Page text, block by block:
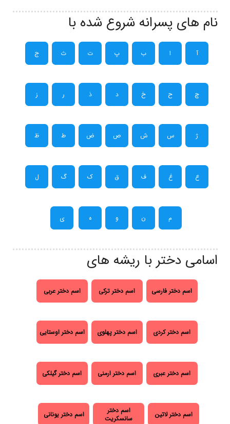
نام های پسرانه شروع شده با
آ ا ب پ ت ث ج
چ ح خ د ذ ر ز
ژ س ش ص ض ط ظ
ع غ ف ق ک گ ل
م ن و ه ی
اسامی دختر با ریشه های
اسم دختر فارسی اسم دختر ترکی اسم دختر عربی
اسم دختر کردی اسم دختر پهلوی اسم دختر اوستایی
اسم دختر عبری اسم دختر ارمنی اسم دختر گیلکی
اسم دختر لاتین
اسم دختر
سانسکریت
اسم دختر یونانی